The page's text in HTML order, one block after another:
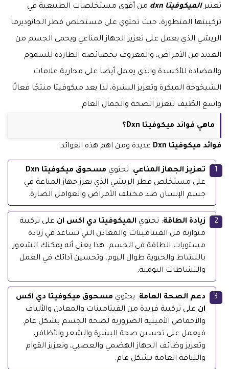
تعتبرالميكوفيتا dxn
من أقوى مستخلصات الطبيعية في
تركيبتها المتطورة، حيث تحتوي على مستخلص فطر الجانوديرما
الريشي الذي يعمل على تعزيز الجهاز المناعي ويحمي الجسم من
العديد من الأمراض، والمعروف بخصائصه الطاردة للسموم
والمضادة للأكسدة والذي يعمل أيضا على محاربة علامات
الشيخوخة المبكرة وتعزيز البشرة، لذا يعد ميكوفيتا منتجًا فعالًا
واسع الطٌيف لتعزيز الصحة والجمال العام.
ماهي فوائد ميكوفيتا Dxn؟
فوائد ميكوفيتا Dxn عديدة ومن اهم هذه الفوائد:
تعزيز الجهاز المناعي: تحتوي مسحوق ميكوفيتا Dxn
على مستخلص فطر الريشي الذي يعزز جهاز المناعة في
جسم الإنسان ضد مختلف الأمراض والعوامل الضارة.
زيادة الطاقة: تحتوي الميكوفيتا دي اكس ان على تركيبة
متوازنة من الفيتامينات والمعادن التي تساعد في زيادة
مستويات الطاقة في الجسم. هذا يعني أنه يمكنك الشعور
بالنشاط والحيوية طوال اليوم، وتحسين أدائك في العمل
والنشاطات اليومية.
دعم الصحة العامة: يحتوي مسحوق ميكوفيتا دي اكس
ان على تركيبة فريدة من الفيتامينات والمعادن والألياف
والأحماض الأمينية الضرورية لصحة الجسم بشكل عام.
فيعمل على تحسين صحة البشرة والشعر والأظافر،
وتعزيز وظائف الجهاز الهضمي والعصبي، وتعزيز القوام
واللياقة العامة بشكل عام.